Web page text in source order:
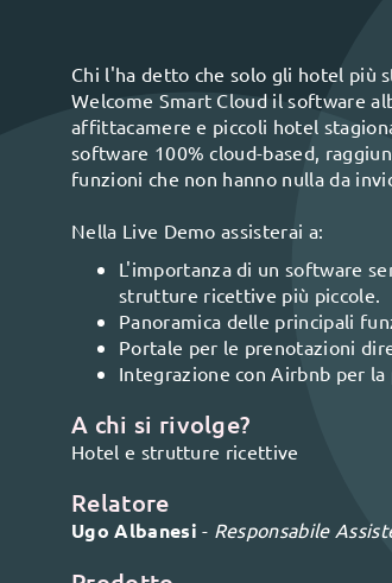
Chi l'ha detto che solo gli hotel più
Welcome Smart Cloud il software
affittacamere e piccoli hotel
software 100% cloud-based,
funzioni che non hanno nulla da
Nella Live Demo assisterai a:
L'importanza di un software
strutture ricettive più piccole.
Panoramica delle principali
Portale per le prenotazioni
Integrazione con Airbnb per
A chi si rivolge?
Hotel e strutture ricettive
Relatore
Ugo Albanesi - Responsabile